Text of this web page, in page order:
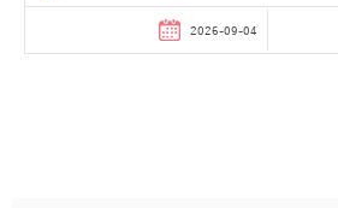
2026-09-04